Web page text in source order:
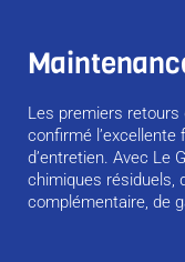
Les premiers retours
confirmé
d’entretien. Avec Le
chimiques résiduels,
complémentaire, de